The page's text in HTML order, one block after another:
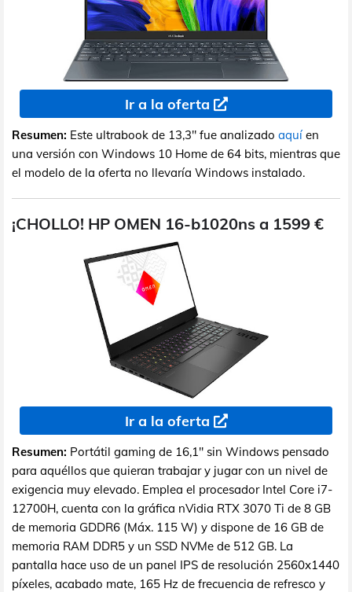
Ir a la oferta
Resumen: Este ultrabook de 13,3" fue analizado aquí en
una versión con Windows 10 Home de 64 bits, mientras que
el modelo de la oferta no llevaría Windows instalado.
¡CHOLLO! HP OMEN 16-b1020ns a 1599 €
Ir a la oferta
Resumen: Portátil gaming de 16,1" sin Windows pensado
para aquéllos que quieran trabajar y jugar con un nivel de
exigencia muy elevado. Emplea el procesador Intel Core i7-
12700H, cuenta con la gráfica nVidia RTX 3070 Ti de 8 GB
de memoria GDDR6 (Máx. 115 W) y dispone de 16 GB de
memoria RAM DDR5 y un SSD NVMe de 512 GB. La
pantalla hace uso de un panel IPS de resolución 2560x1440
píxeles, acabado mate, 165 Hz de frecuencia de refresco y